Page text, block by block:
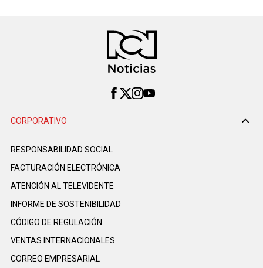
CORPORATIVO
RESPONSABILIDAD SOCIAL
FACTURACIÓN ELECTRÓNICA
ATENCIÓN AL TELEVIDENTE
INFORME DE SOSTENIBILIDAD
CÓDIGO DE REGULACIÓN
VENTAS INTERNACIONALES
CORREO EMPRESARIAL